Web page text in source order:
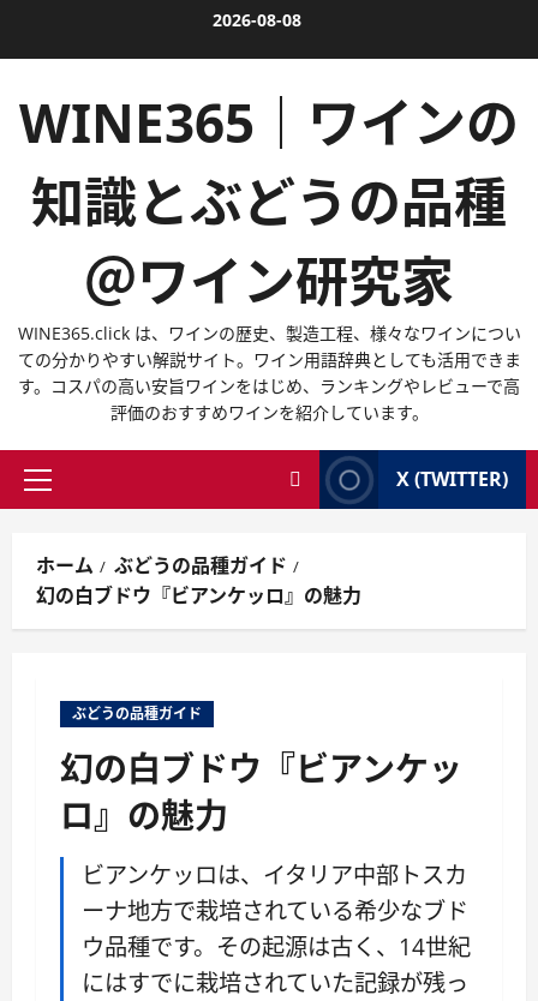
2026-08-08
WINE365｜ワインの
知識とぶどうの品種
＠ワイン研究家
WINE365.click は、ワインの歴史、製造工程、様々なワインについ
ての分かりやすい解説サイト。ワイン用語辞典としても活用できま
す。コスパの高い安旨ワインをはじめ、ランキングやレビューで高
評価のおすすめワインを紹介しています。
メ
メ
ニ
ュ
X (TWITTER)
ホーム
ぶどうの品種ガイド
幻の白ブドウ『ビアンケッロ』の魅力
ぶどうの品種ガイド
幻の白ブドウ『ビアンケッ
ロ』の魅力
ビアンケッロは、イタリア中部トスカ
ーナ地方で栽培されている希少なブド
ウ品種です。その起源は古く、14世紀
にはすでに栽培されていた記録が残っ